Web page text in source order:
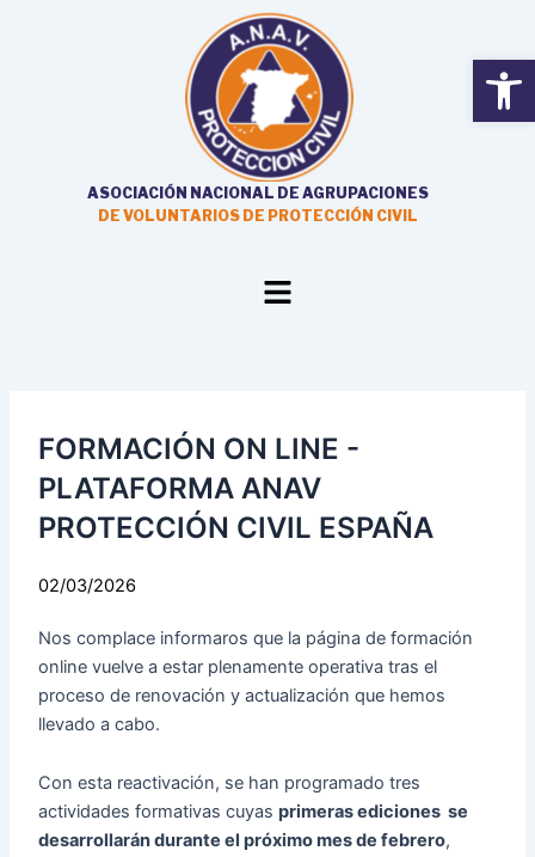
ASOCIACIÓN NACIONAL DE AGRUPACIONES
DE VOLUNTARIOS DE PROTECCIÓN CIVIL
Main
FORMACIÓN ON LINE -
PLATAFORMA ANAV
PROTECCIÓN CIVIL ESPAÑA
02/03/2026
Nos complace informaros que la página de formación
online vuelve a estar plenamente operativa tras el
proceso de renovación y actualización que hemos
llevado a cabo.
Con esta reactivación, se han programado tres
actividades formativas cuyasprimeras ediciones se
desarrollarán durante el próximo mes de febrero,